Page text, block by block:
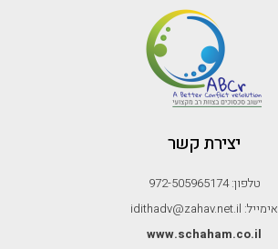
יצירת קשר
טלפון: 972-505965174
אימייל: idithadv@zahav.net.il
www.schaham.co.il